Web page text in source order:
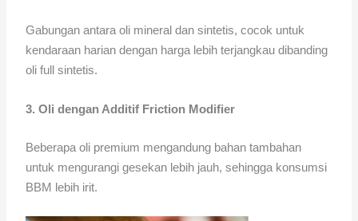
Gabungan antara oli mineral dan sintetis, cocok untuk
kendaraan harian dengan harga lebih terjangkau dibanding
oli full sintetis.
3. Oli dengan Additif Friction Modifier
Beberapa oli premium mengandung bahan tambahan
untuk mengurangi gesekan lebih jauh, sehingga konsumsi
BBM lebih irit.